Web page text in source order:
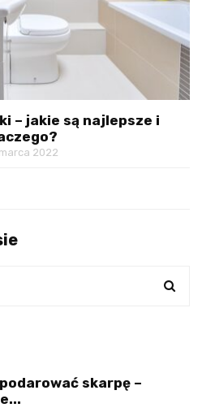
– jakie są najlepsze i
2022
skarpę –